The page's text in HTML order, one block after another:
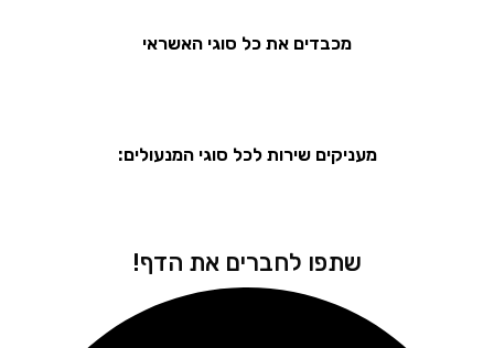
מכבדים את כל סוגי האשראי
מעניקים שירות לכל סוגי המנעולים:
שתפו לחברים את הדף!